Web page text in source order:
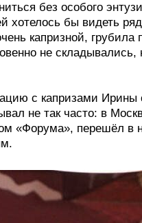
без особого
хотелось бы видеть
капризной, грубила
не складывались,
с капризами
не так часто: в
«Форума», перешёл в